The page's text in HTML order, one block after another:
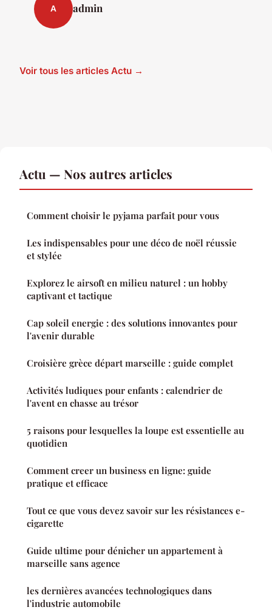
A admin
Voir tous les articles Actu →
Actu — Nos autres articles
Comment choisir le pyjama parfait pour vous
Les indispensables pour une déco de noël réussie
et stylée
Explorez le airsoft en milieu naturel : un hobby
captivant et tactique
Cap soleil energie : des solutions innovantes pour
l'avenir durable
Croisière grèce départ marseille : guide complet
Activités ludiques pour enfants : calendrier de
l'avent en chasse au trésor
5 raisons pour lesquelles la loupe est essentielle au
quotidien
Comment creer un business en ligne: guide
pratique et efficace
Tout ce que vous devez savoir sur les résistances e-
cigarette
Guide ultime pour dénicher un appartement à
marseille sans agence
les dernières avancées technologiques dans
l'industrie automobile